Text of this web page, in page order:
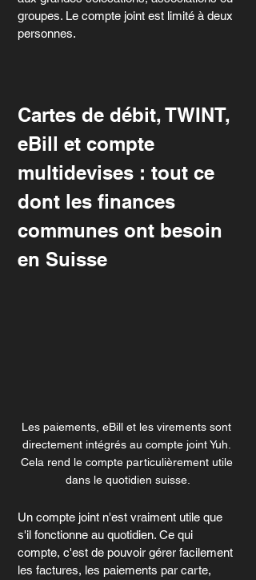
groupes. Le compte joint est limité à deux
personnes.
Cartes de débit, TWINT,
eBill et compte
multidevises : tout ce
dont les finances
communes ont besoin
en Suisse
Les paiements, eBill et les virements sont
directement intégrés au compte joint Yuh.
Cela rend le compte particulièrement utile
dans le quotidien suisse.
Un compte joint n'est vraiment utile que
s'il fonctionne au quotidien. Ce qui
compte, c'est de pouvoir gérer facilement
les factures, les paiements par carte,